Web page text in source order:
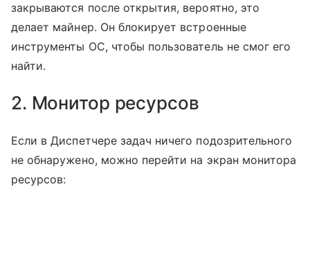
закрываются после открытия, вероятно, это
делает майнер. Он блокирует встроенные
инструменты ОС, чтобы пользователь не смог его
найти.
2. Монитор ресурсов
Если в Диспетчере задач ничего подозрительного
не обнаружено, можно перейти на экран монитора
ресурсов: